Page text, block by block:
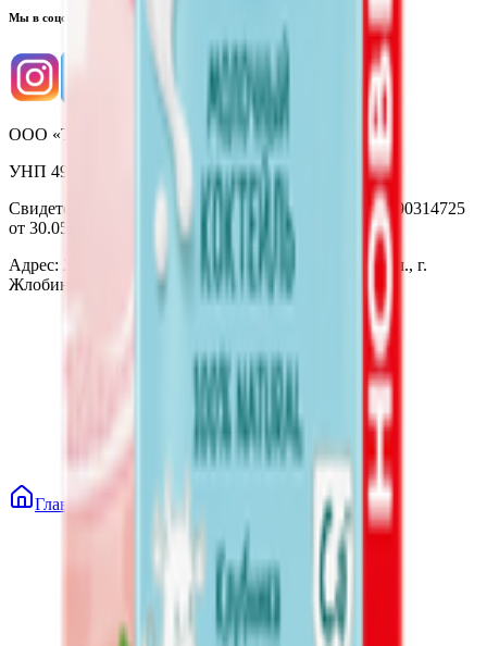
Мы в соцсетях
ООО «Торговая сеть «Продмир»
УНП 490314725
Свидетельство о государственной регистрации № 490314725
от 30.05.2003г выдано Гомельским облисполкомом
Адрес: 247210, Республика Беларусь, Гомельская обл., г.
Жлобин, ул. Козлова 2-А
Главная